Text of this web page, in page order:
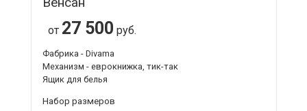
от 27 500 руб.
Фабрика - Divama
Механизм - еврокнижка, тик-так
Ящик для белья
Набор размеров